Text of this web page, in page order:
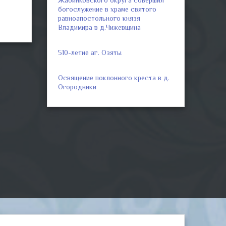
богослужение в храме святого
равноапостольного князя
Владимира в д.Чижевщина
510-летие аг. Озяты
Освящение поклонного креста в д.
Огородники